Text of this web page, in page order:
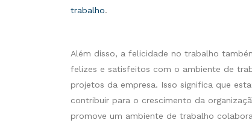
trabalho.
Além disso, a felicidade no trabalho
felizes e satisfeitos com o ambiente de
projetos da empresa. Isso significa que
contribuir para o crescimento da
promove um ambiente de trabalho